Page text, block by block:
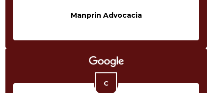
Manprin Advocacia